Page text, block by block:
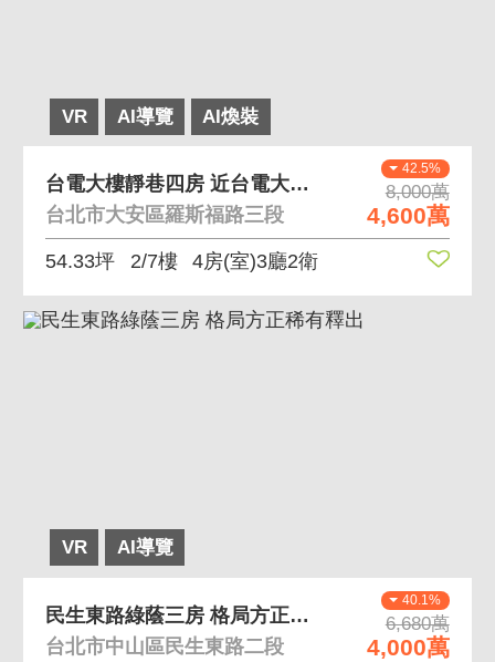
VR AI導覽 AI煥裝
42.5%
8,000萬
4,600萬
台電大樓靜巷四房 近台電大樓站電梯雙併前後陽台
台北市大安區羅斯福路三段
54.33坪 2/7樓 4房(室)3廳2衛
VR AI導覽
40.1%
6,680萬
4,000萬
民生東路綠蔭三房 格局方正稀有釋出
台北市中山區民生東路二段